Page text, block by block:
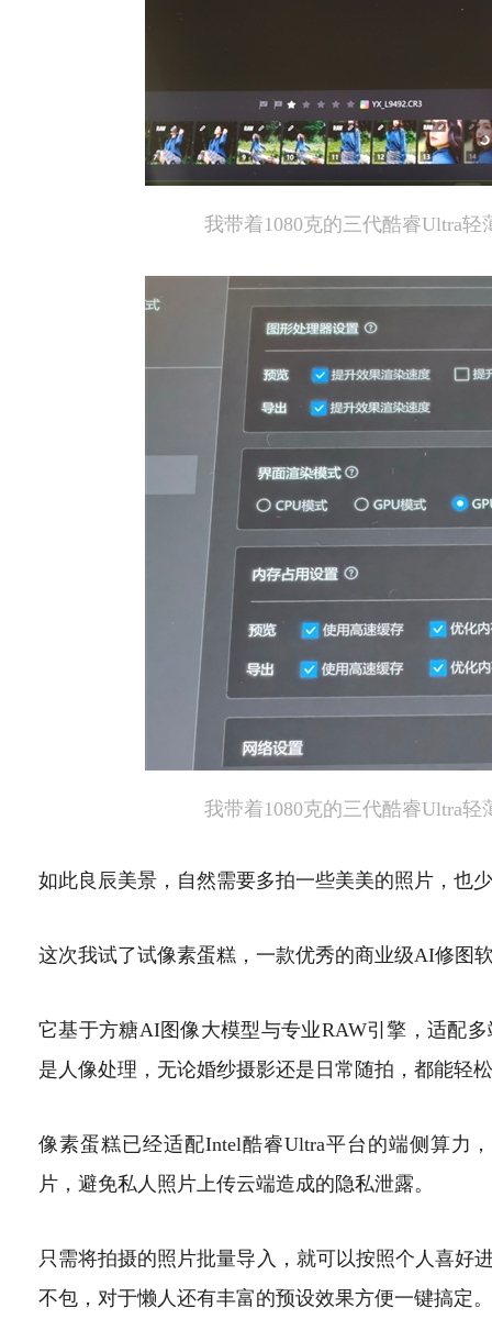
我带着1080克的三代酷睿Ultra
我带着1080克的三代酷睿Ultra
如此良辰美景，自然需要多拍一些美美的照片，也
这次我试了试像素蛋糕，一款优秀的商业级AI修图
它基于方糖AI图像大模型与专业RAW引擎，适配
是人像处理，无论婚纱摄影还是日常随拍，都能轻
像素蛋糕已经适配Intel酷睿Ultra平台的端侧算力
片，避免私人照片上传云端造成的隐私泄露。
只需将拍摄的照片批量导入，就可以按照个人喜好
不包，对于懒人还有丰富的预设效果方便一键搞定。